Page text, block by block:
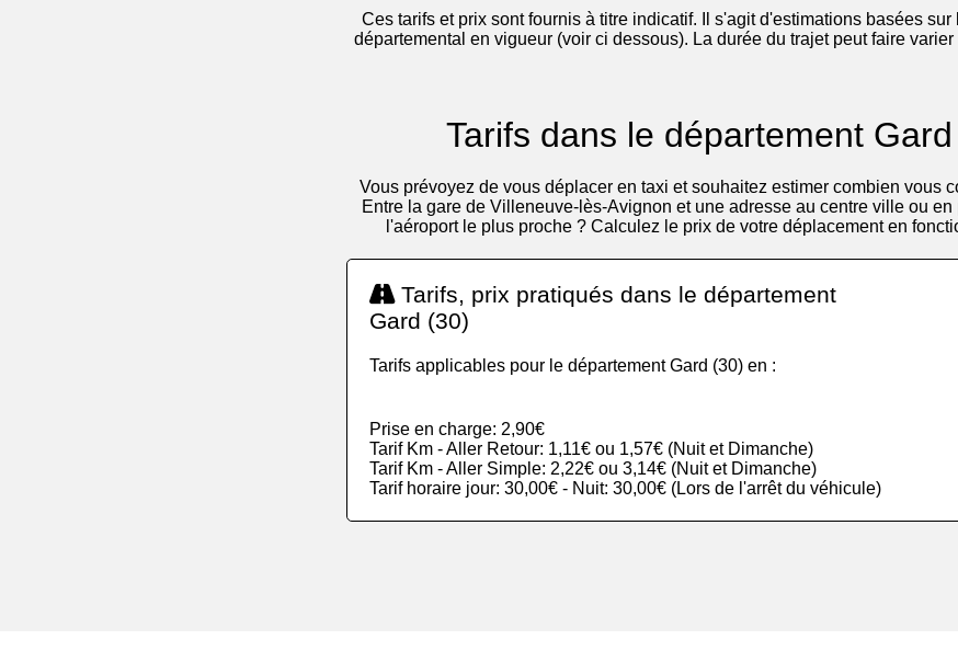
Ces tarifs et prix sont fournis à titre indicatif. Il s'agit d'estimations basées
départemental en vigueur (voir ci dessous). La durée du trajet peut faire
Tarifs dans le département
Vous prévoyez de vous déplacer en taxi et souhaitez estimer combien vous
Entre la gare de Villeneuve-lès-Avignon et une adresse au centre ville ou
l'aéroport le plus proche ? Calculez le prix de votre déplacement en
Tarifs, prix pratiqués dans le département
Gard (30)
Tarifs applicables pour le département Gard (30) en :
Prise en charge: 2,90€
Tarif Km - Aller Retour: 1,11€ ou 1,57€ (Nuit et Dimanche)
Tarif Km - Aller Simple: 2,22€ ou 3,14€ (Nuit et Dimanche)
Tarif horaire jour: 30,00€ - Nuit: 30,00€ (Lors de l'arrêt du véhicule)